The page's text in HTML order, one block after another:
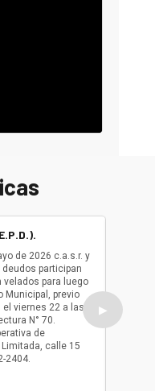
de 2026 c.a.s.r. y
participan
para luego
Municipal, previo
el viernes 22 a las
N° 70.
de
calle 15
2404.
ser
oficio
▶